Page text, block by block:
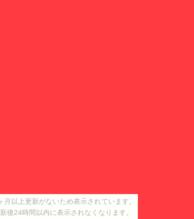
以上更新がないため表示されています。
後24時間以内に表示されなくなります。